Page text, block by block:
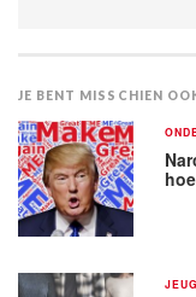
JE BENT MISSCHIEN